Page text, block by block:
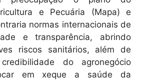
e Pecuária (Mapa) e
normas internacionais de
e transparência, abrindo
riscos sanitários, além de
do agronegócio
em xeque a saúde da